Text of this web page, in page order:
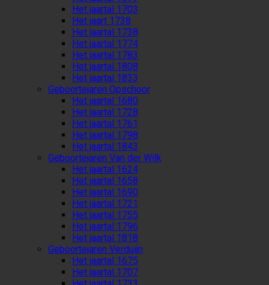
Het jaartal 1703
Het jaart 1738
Het jaartal 1738
Het jaartal 1774
Het jaartal 1783
Het jaartal 1808
Het jaartal 1833
Geboortejaren Opschoor
Het jaartal 1680
Het jaartal 1728
Het jaartal 1761
Het jaartal 1798
Het jaartal 1843
Geboortejaren Van der Wilk
Het jaartal 1624
Het jaartal 1658
Het jaartal 1690
Het jaartal 1721
Het jaartal 1755
Het jaartal 1796
Het jaartal 1818
Geboortejaren Verduijn
Het jaartal 1675
Het jaartal 1707